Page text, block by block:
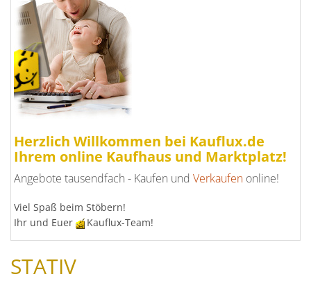
Herzlich Willkommen bei Kauflux.de
Ihrem online Kaufhaus und Marktplatz!
Angebote tausendfach - Kaufen und Verkaufen online!
Viel Spaß beim Stöbern!
Ihr und Euer
Kauflux-Team!
STATIV